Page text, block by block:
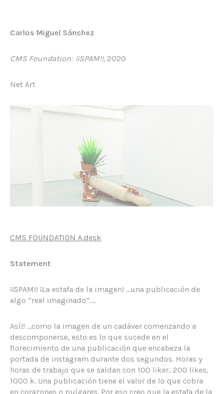
Carlos Miguel Sánchez
CMS Foundation: ¡¡SPAM!!, 2020
Net Art
CMS FOUNDATION A.desk
Statement
¡¡SPAM!! ¡La estafa de la imagen! …una publicación de
algo “real imaginado”….
Así!! …como la imagen de un cadáver comenzando a
descomponerse, esto es lo que sucede en el
florecimiento de una publicación que encabeza la
portada de instagram durante dos segundos. Horas y
horas de trabajo que se saldan con 100 liker, 200 likes,
1000 k. Una publicación tiene el valor de lo que cobra
en corazones o pulgares. Por eso creo que la estafa de la